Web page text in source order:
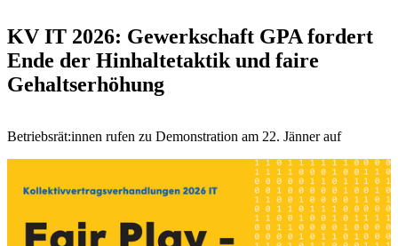
KV IT 2026: Gewerkschaft GPA fordert
Ende der Hinhaltetaktik und faire
Gehaltserhöhung
Betriebsrät:innen rufen zu Demonstration am 22. Jänner auf